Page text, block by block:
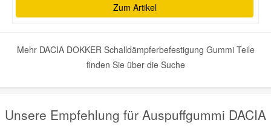
Zum Artikel
Mehr DACIA DOKKER Schalldämpferbefestigung Gummi Teile
finden Sie über die Suche
Unsere Empfehlung für Auspuffgummi DACIA
Vauxhall Ersatzteile